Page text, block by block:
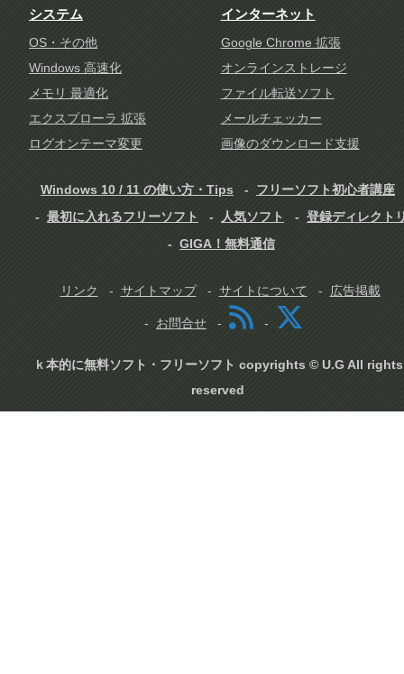
システム
OS・その他
Windows 高速化
メモリ 最適化
エクスプローラ 拡張
ログオンテーマ変更
インターネット
Google Chrome 拡張
オンラインストレージ
ファイル転送ソフト
メールチェッカー
画像のダウンロード支援
Windows 10 / 11 の使い方・Tips
フリーソフト初心者講座
最初に入れるフリーソフト
人気ソフト
登録ディレクト
GIGA！無料通信
リンク サイトマップ サイトについて 広告掲載
お問合せ
ｋ本的に無料ソフト・フリーソフト copyrights © U.G All rights
reserved